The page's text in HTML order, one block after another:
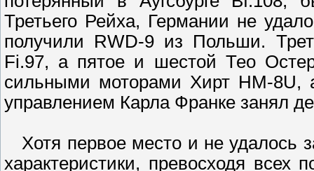
Третьего Рейха, Германии не
получили RWD-9 из Польши.
Fi.97, а пятое и шестой Тео
сильными моторами Хирт HM-8U,
управлением Карла Франке занял
Хотя первое место и не удалось
характеристики, превосходя всех